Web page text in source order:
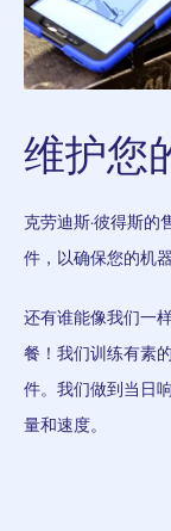
维护您
克劳迪斯·彼得斯
件，以确保您的机
还有谁能像我们一
餐！我们训练有素
件。我们做到当日
量和速度。